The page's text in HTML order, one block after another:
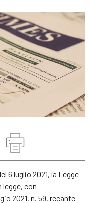
6 luglio 2021, la Legge
legge, con
2021, n. 59, recante